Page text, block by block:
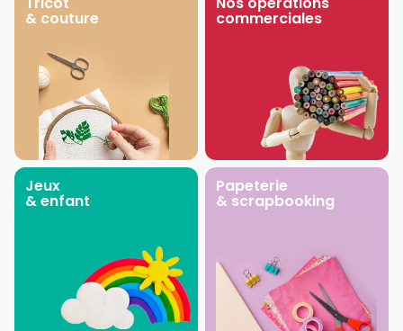
& couture commerciales
Jeux
& enfant
Papeterie
& scrapbooking